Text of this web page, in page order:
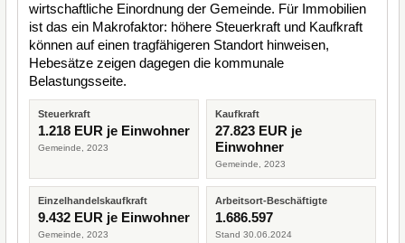
wirtschaftliche Einordnung der Gemeinde. Für Immobilien
ist das ein Makrofaktor: höhere Steuerkraft und Kaufkraft
können auf einen tragfähigeren Standort hinweisen,
Hebesätze zeigen dagegen die kommunale
Belastungsseite.
Steuerkraft
1.218 EUR je Einwohner
Gemeinde, 2023
Kaufkraft
27.823 EUR je
Einwohner
Gemeinde, 2023
Einzelhandelskaufkraft
9.432 EUR je Einwohner
Gemeinde, 2023
Arbeitsort-Beschäftigte
1.686.597
Stand 30.06.2024